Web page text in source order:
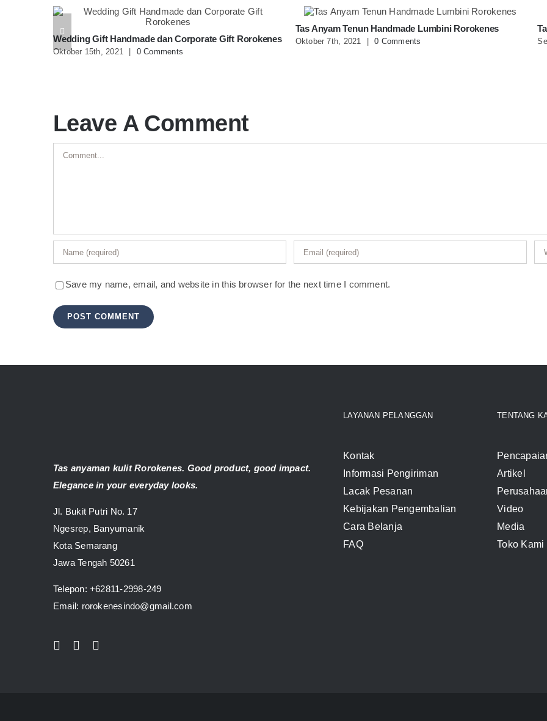
Wedding Gift Handmade dan Corporate Gift Rorokenes
Oktober 15th, 2021 | 0 Comments
Tas Anyam Tenun Handmade Lumbini Rorokenes
Oktober 7th, 2021 | 0 Comments
Leave A Comment
Comment
Save my name, email, and website in this browser for the next time I comment.
Tas anyaman kulit Rorokenes. Good product, good impact.
Elegance in your everyday looks.
Jl. Bukit Putri No. 17
Ngesrep, Banyumanik
Kota Semarang
Jawa Tengah 50261
Telepon:+62811-2998-249
Email: rorokenesindo@gmail.com
LAYANAN PELANGGAN
Kontak
Informasi Pengiriman
Lacak Pesanan
Kebijakan Pengembalian
Cara Belanja
FAQ
TENTANG
Artikel
Video
Media
Toko Kami